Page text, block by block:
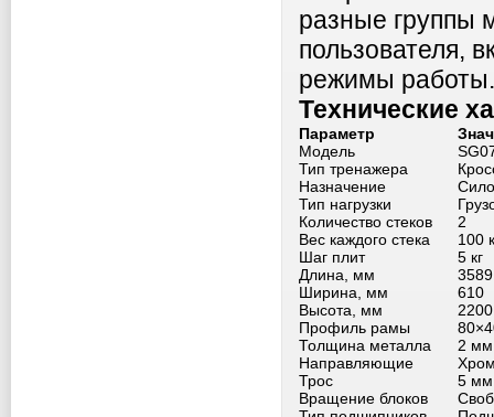
разные группы
пользователя,
режимы работы.
Технические
Параметр
Модель
Тип тренажера
Назначение
Тип нагрузки
Количество стеков
2
Вес каждого стека
100
Шаг плит
5 кг
Длина, мм
3589
Ширина, мм
610
Высота, мм
2200
Профиль рамы
Толщина металла
2 мм
Направляющие
Трос
5
Вращение блоков